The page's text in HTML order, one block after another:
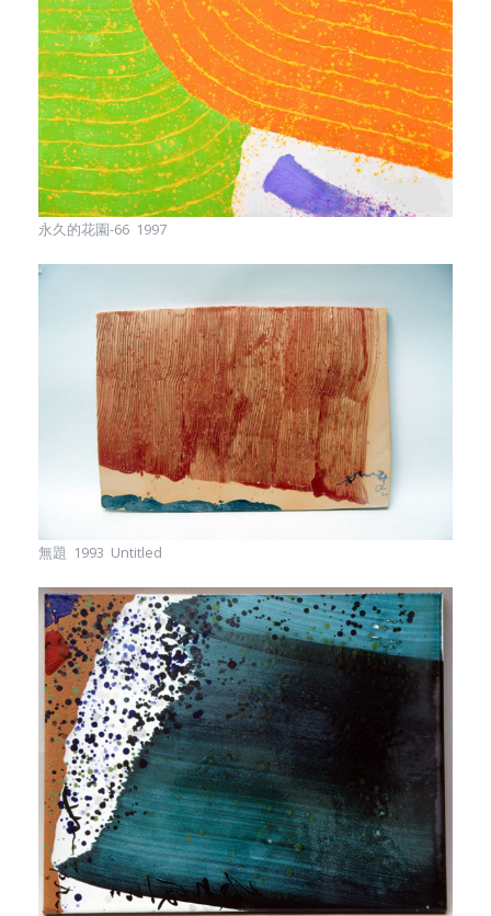
永久的花園-66 1997
無題 1993 Untitled